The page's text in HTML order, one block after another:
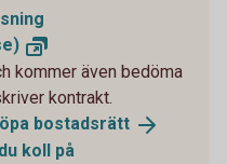
kommer även bedöma
kontrakt.
bostadsrätt
koll på